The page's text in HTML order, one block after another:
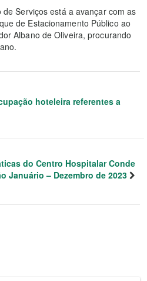
Serviços está a avançar com as
de Estacionamento Público ao
Albano de Oliveira, procurando
hoteleira referentes a
do Centro Hospitalar Conde
Januário – Dezembro de 2023